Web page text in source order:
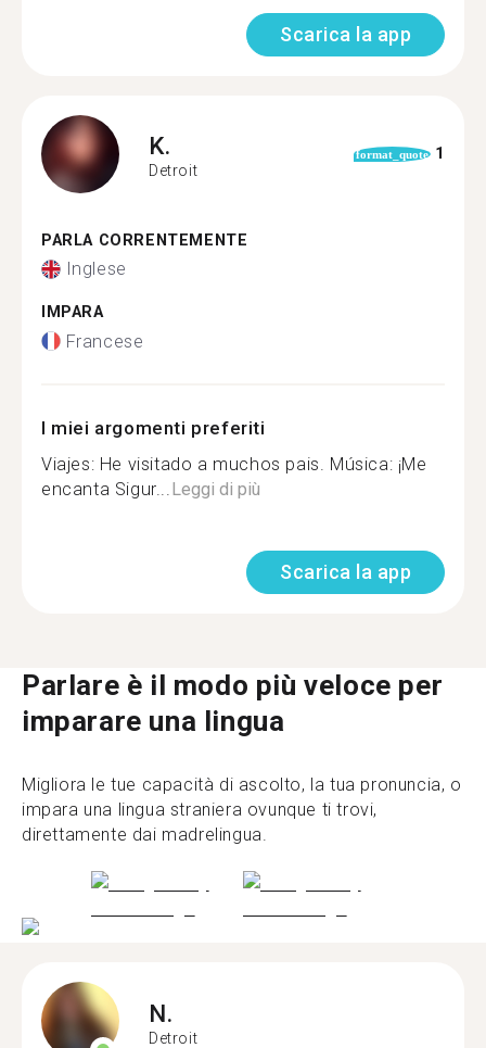
Scarica la app
K.
Detroit
format_quote 1
PARLA CORRENTEMENTE
Inglese
IMPARA
Francese
I miei argomenti preferiti
Viajes: He visitado a muchos pais. Música: ¡Me
encanta Sigur... Leggi di più
Scarica la app
Parlare è il modo più veloce per
imparare una lingua
Migliora le tue capacità di ascolto, la tua pronuncia, o
impara una lingua straniera ovunque ti trovi,
direttamente dai madrelingua.
N.
Detroit